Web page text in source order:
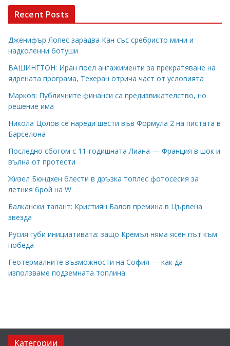
Recent Posts
Дженифър Лопес зарадва Кан със сребристо мини и
надколенни ботуши
ВАШИНГТОН: Иран поел ангажименти за прекратяване на
ядрената програма, Техеран отрича част от условията
Марков: Публичните финанси са предизвикателство, но
решение има
Никола Цолов се нареди шести във Формула 2 на пистата в
Барселона
Последно сбогом с 11-годишната Лиана — Франция в шок и
вълна от протести
Жизел Бюндхен блести в дръзка топлес фотосесия за
летния брой на W
Балкански талант: Кристиян Балов премина в Цървена
звезда
Русия губи инициативата: защо Кремъл няма ясен път към
победа
Геотермалните възможности на София — как да
използваме подземната топлина
Категории